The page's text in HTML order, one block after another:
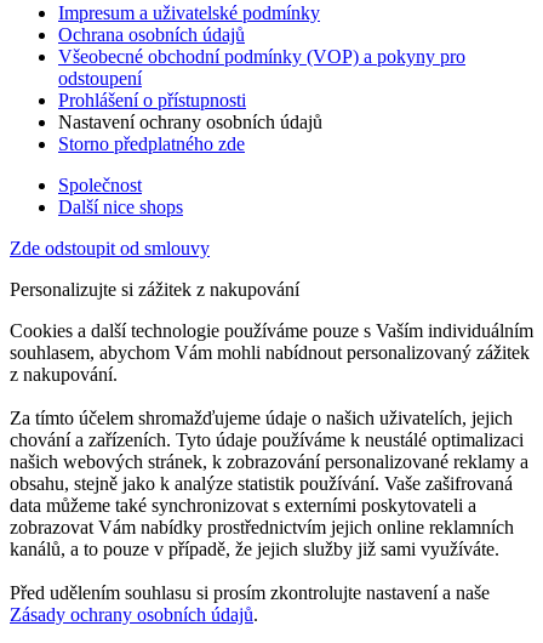
Impresum a uživatelské podmínky
Ochrana osobních údajů
Všeobecné obchodní podmínky (VOP) a pokyny pro
odstoupení
Prohlášení o přístupnosti
Nastavení ochrany osobních údajů
Storno předplatného zde
Společnost
Další nice shops
Zde odstoupit od smlouvy
Personalizujte si zážitek z nakupování
Cookies a další technologie používáme pouze s Vaším individuálním
souhlasem, abychom Vám mohli nabídnout personalizovaný zážitek
z nakupování.
Za tímto účelem shromažďujeme údaje o našich uživatelích, jejich
chování a zařízeních. Tyto údaje používáme k neustálé optimalizaci
našich webových stránek, k zobrazování personalizované reklamy a
obsahu, stejně jako k analýze statistik používání. Vaše zašifrovaná
data můžeme také synchronizovat s externími poskytovateli a
zobrazovat Vám nabídky prostřednictvím jejich online reklamních
kanálů, a to pouze v případě, že jejich služby již sami využíváte.
Před udělením souhlasu si prosím zkontrolujte nastavení a naše
Zásady ochrany osobních údajů.